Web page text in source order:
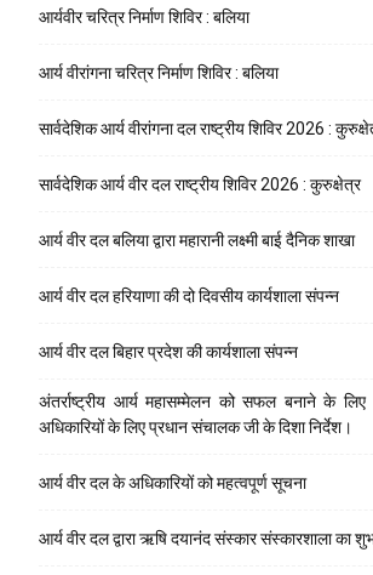
आर्यवीर चरित्र निर्माण शिविर : बलिया
आर्य वीरांगना चरित्र निर्माण शिविर : बलिया
सार्वदेशिक आर्य वीरांगना दल राष्ट्रीय शिविर 2026 :
सार्वदेशिक आर्य वीर दल राष्ट्रीय शिविर 2026 : कुरुक्षेत्र
आर्य वीर दल बलिया द्वारा महारानी लक्ष्मी बाई दैनिक शाखा
आर्य वीर दल हरियाणा की दो दिवसीय कार्यशाला संपन्न
आर्य वीर दल बिहार प्रदेश की कार्यशाला संपन्न
अंतर्राष्ट्रीय आर्य महासम्मेलन को सफल बनाने के
अधिकारियों के लिए प्रधान संचालक जी के दिशा निर्देश।
आर्य वीर दल के अधिकारियों को महत्वपूर्ण सूचना
आर्य वीर दल द्वारा ऋषि दयानंद संस्कार संस्कारशाला का